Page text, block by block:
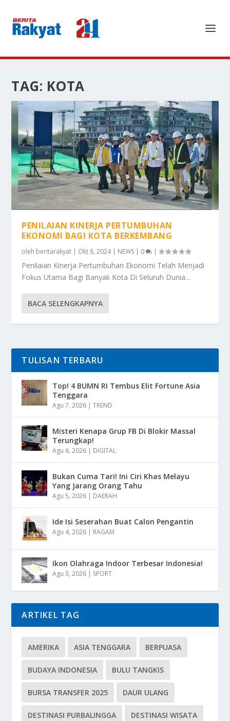
TAG: KOTA
PENILAIAN KINERJA PERTUMBUHAN
EKONOMI BAGI KOTA BERKEMBANG
oleh beritarakyat | Okt 8, 2024| NEWS | 0 |
Penilaian Kinerja Pertumbuhan Ekonomi Telah Menjadi
Fokus Utama Bagi Banyak Kota Di Seluruh Dunia...
BACA SELENGKAPNYA
TULISAN TERBARU
Top! 4 BUMN RI Tembus Elit Fortune Asia
Tenggara
Agu 7, 2026 |TREND
Misteri Kenapa Grup FB Di Blokir Massal
Terungkap!
Agu 6, 2026 | DIGITAL
Bukan Cuma Tari! Ini Ciri Khas Melayu
Yang Jarang Orang Tahu
Agu 5, 2026 | DAERAH
Ide Isi Seserahan Buat Calon Pengantin
Agu 4, 2026 | RAGAM
Ikon Olahraga Indoor Terbesar Indonesia!
Agu 3, 2026 | SPORT
ARTIKEL TAG
AMERIKA ASIA TENGGARA BERPUASA
BUDAYA INDONESIA BULU TANGKIS
BURSA TRANSFER 2025 DAUR ULANG
DESTINASI PURBALINGGA DESTINASI WISATA